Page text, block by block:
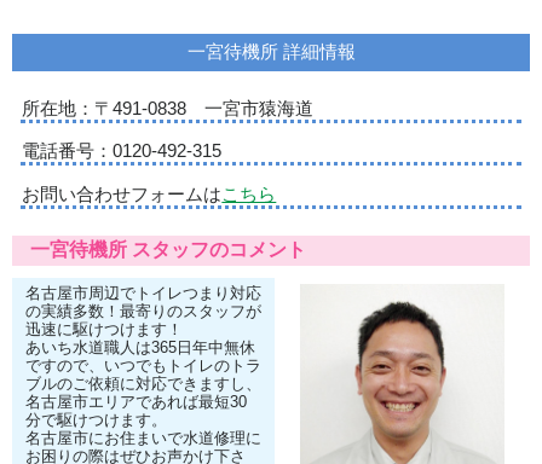
一宮待機所 詳細情報
所在地： 〒491-0838 一宮市猿海道
電話番号：0120-492-315
お問い合わせフォームはこちら
一宮待機所 スタッフのコメント
名古屋市周辺でトイレつまり対応
の実績多数！最寄りのスタッフが
迅速に駆けつけます！
あいち水道職人は365日年中無休
ですので、いつでもトイレのトラ
ブルのご依頼に対応できますし、
名古屋市エリアであれば最短30
分で駆けつけます。
名古屋市にお住まいで水道修理に
お困りの際はぜひお声かけ下さ